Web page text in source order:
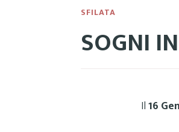
SFILATA
SOGNI
Il16